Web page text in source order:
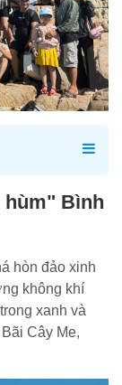
Bình
hòn đảo xinh
không khí
xanh và
Cây Me,